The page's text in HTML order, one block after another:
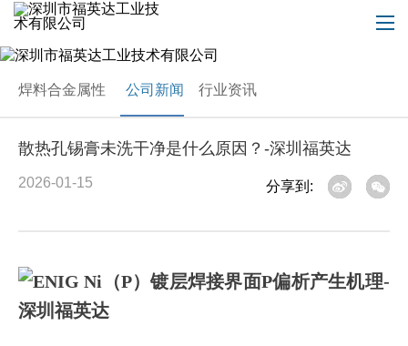
焊料合金属性 公司新闻 行业资讯
散热孔锡膏未洗干净是什么原因？-深圳福英达
2026-01-15 分享到: